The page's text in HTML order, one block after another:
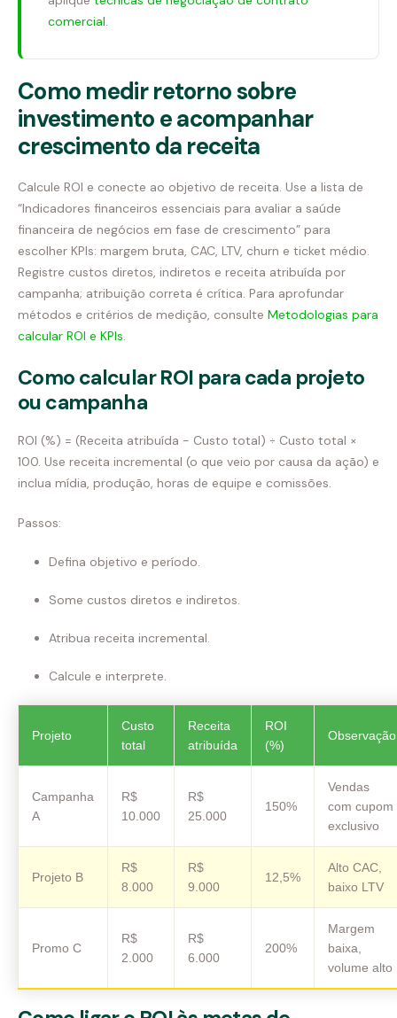
comercial.
Como medir retorno sobre
investimento e acompanhar
crescimento da receita
Calcule ROI e conecte ao objetivo de receita. Use a lista de
“Indicadores financeiros essenciais para avaliar a saúde
financeira de negócios em fase de crescimento” para
escolher KPIs: margem bruta, CAC, LTV, churn e ticket médio.
Registre custos diretos, indiretos e receita atribuída por
campanha; atribuição correta é crítica. Para aprofundar
métodos e critérios de medição, consulte Metodologias para
calcular ROI e KPIs.
Como calcular ROI para cada projeto
ou campanha
ROI (%) = (Receita atribuída − Custo total) ÷ Custo total ×
100. Use receita incremental (o que veio por causa da ação) e
inclua mídia, produção, horas de equipe e comissões.
Passos:
Defina objetivo e período.
Some custos diretos e indiretos.
Atribua receita incremental.
Calcule e interprete.
Projeto
Custo
total
Receita
atribuída
ROI
(%)
Observação
Campanha
A
R$
10.000
R$
25.000
150%
Vendas
com cupom
exclusivo
Projeto B
R$
8.000
R$
9.000
12,5%
Alto CAC,
baixo LTV
Promo C
R$
2.000
R$
6.000
200%
Margem
baixa,
volume alto